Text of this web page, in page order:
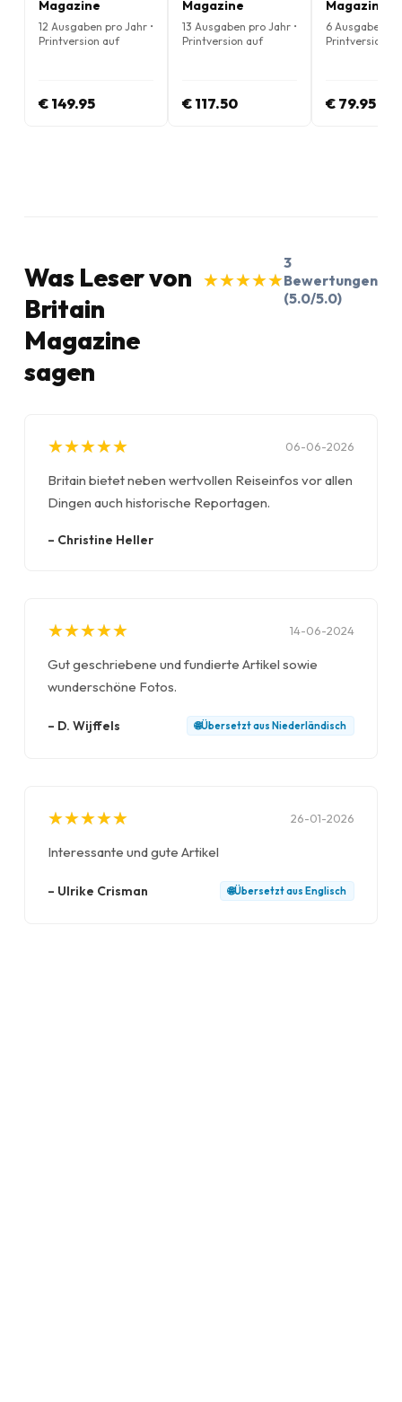
Magazine
12 Ausgaben pro Jahr •
Printversion auf
€ 149.95
Magazine
13 Ausgaben pro Jahr •
Printversion auf
€ 117.50
Magazine
6 Ausgaben
Printversion
€ 79.95
Was Leser von
Britain
Magazine
sagen
★
★★
★★
★★
★★
★
3
Bewertungen
(5.0/5.0)
★
★★
★★
★★
★★
★ 06-06-2026
Britain bietet neben wertvollen Reiseinfos vor allen
Dingen auch historische Reportagen.
– Christine Heller
★
★★
★★
★★
★★
★ 14-06-2024
Gut geschriebene und fundierte Artikel sowie
wunderschöne Fotos.
– D. Wijffels 🌐Übersetzt aus Niederländisch
★
★★
★★
★★
★★
★ 26-01-2026
Interessante und gute Artikel
– Ulrike Crisman 🌐Übersetzt aus Englisch